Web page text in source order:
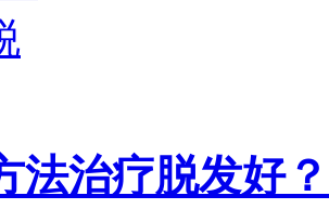
法治疗脱发好？